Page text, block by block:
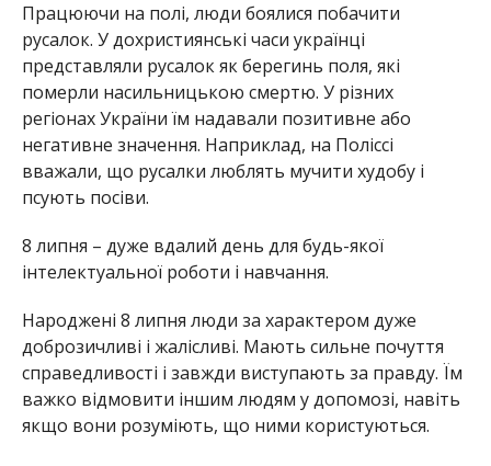
Працюючи на полі, люди боялися побачити
русалок. У дохристиянські часи українці
представляли русалок як берегинь поля, які
померли насильницькою смертю. У різних
регіонах України їм надавали позитивне або
негативне значення. Наприклад, на Поліссі
вважали, що русалки люблять мучити худобу і
псують посіви.
8 липня – дуже вдалий день для будь-якої
інтелектуальної роботи і навчання.
Народжені 8 липня люди за характером дуже
доброзичливі і жалісливі. Мають сильне почуття
справедливості і завжди виступають за правду. Їм
важко відмовити іншим людям у допомозі, навіть
якщо вони розуміють, що ними користуються.